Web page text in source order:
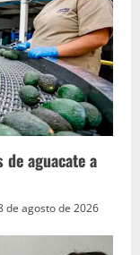
aguacate a
de agosto de 2026